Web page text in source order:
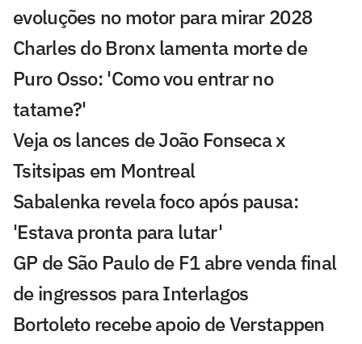
evoluções no motor para mirar 2028
Charles do Bronx lamenta morte de
Puro Osso: 'Como vou entrar no
tatame?'
Veja os lances de João Fonseca x
Tsitsipas em Montreal
Sabalenka revela foco após pausa:
'Estava pronta para lutar'
GP de São Paulo de F1 abre venda final
de ingressos para Interlagos
Bortoleto recebe apoio de Verstappen